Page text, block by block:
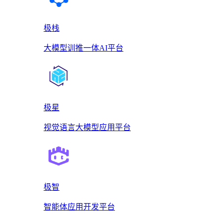
极栈
大模型训推一体AI平台
极星
视觉语言大模型应用平台
极智
智能体应用开发平台